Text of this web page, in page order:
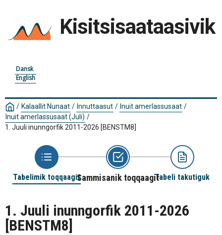
Kisitsisaataasivik
Dansk
English
/ Kalaallit Nunaat / Innuttaasut / Inuit amerlassusaat /
Inuit amerlassusaat (Juli) /
1. Juuli inunngorfik 2011-2026 [BENSTM8]
Tabelimik toqqaagitSammisanik toqqaagitTabeli takutiguk
1. Juuli inunngorfik 2011-2026
[BENSTM8]